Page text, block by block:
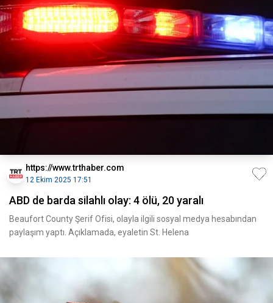
https://www.trthaber.com
12 Ekim 2025 17:51
ABD de barda silahlı olay: 4 ölü, 20 yaralı
Beaufort County Şerif Ofisi, olayla ilgili sosyal medya hesabından
paylaşım yaptı. Açıklamada, eyaletin St. Helena